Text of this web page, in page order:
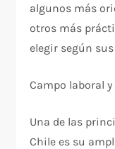
algunos más
otros más
elegir según
Campo laboral
Una de las
Chile es su